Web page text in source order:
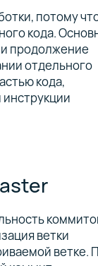
потому
кода.
и продолжение
отдельного
кода,
инструкции
ветки
ветке.